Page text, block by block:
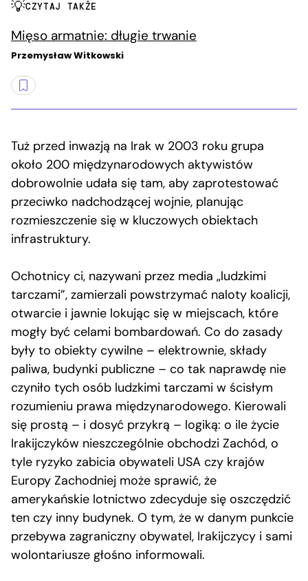
CZYTAJ TAKŻE
Mięso armatnie: długie trwanie
Przemysław Witkowski
Tuż przed inwazją na Irak w 2003 roku grupa
około 200 międzynarodowych aktywistów
dobrowolnie udała się tam, aby zaprotestować
przeciwko nadchodzącej wojnie, planując
rozmieszczenie się w kluczowych obiektach
infrastruktury.
Ochotnicy ci, nazywani przez media „ludzkimi
tarczami”, zamierzali powstrzymać naloty koalicji,
otwarcie i jawnie lokując się w miejscach, które
mogły być celami bombardowań. Co do zasady
były to obiekty cywilne – elektrownie, składy
paliwa, budynki publiczne – co tak naprawdę nie
czyniło tych osób ludzkimi tarczami w ścisłym
rozumieniu prawa międzynarodowego. Kierowali
się prostą – i dosyć przykrą – logiką: o ile życie
Irakijczyków nieszczególnie obchodzi Zachód, o
tyle ryzyko zabicia obywateli USA czy krajów
Europy Zachodniej może sprawić, że
amerykańskie lotnictwo zdecyduje się oszczędzić
ten czy inny budynek. O tym, że w danym punkcie
przebywa zagraniczny obywatel, Irakijczycy i sami
wolontariusze głośno informowali.